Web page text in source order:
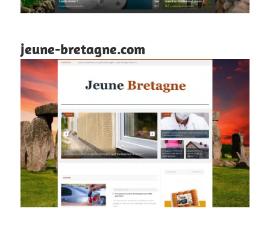
jeune-bretagne.com